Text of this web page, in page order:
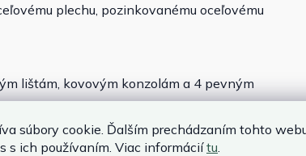
súbory cookie. Ďalším prechádzaním tohto
s ich používaním. Viac informáciítu
plechu, pozinkovanému oceľovému
lištám, kovovým konzolám a 4 pevným
tvaru kovových dosiek